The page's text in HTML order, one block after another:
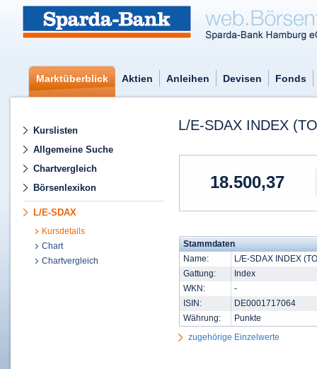
Marktüberblick Aktien Anleihen Devisen Fonds
Kurslisten
Allgemeine Suche
Chartvergleich
Börsenlexikon
L/E-SDAX
Kursdetails
Chart
Chartvergleich
L/E-SDAX INDEX
18.500,37
Stammdaten
Name:
L/E-SDAX INDEX
Gattung:
Index
WKN:
-
ISIN:
DE0001717064
Währung:
Punkte
zugehörige Einzelwerte